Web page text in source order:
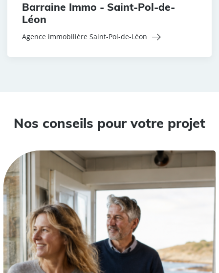
Barraine Immo - Saint-Pol-de-
Léon
Agence immobilière Saint-Pol-de-Léon
Nos conseils pour votre projet